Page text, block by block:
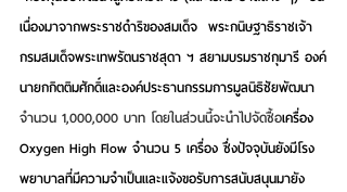
เนื่องมาจากพระราชดำริของสมเด็จ พระกนิษฐาธิราชเจ้า
กรมสมเด็จพระเทพรัตนราชสุดา ฯ สยามบรมราชกุมารี องค์
นายกกิตติมศักดิ์และองค์ประธานกรรมการมูลนิธิชัยพัฒนา
จำนวน 1,000,000 บาท โดยในส่วนนี้จะนำไปจัดซื้อเครื่อง
Oxygen High Flow จำนวน 5 เครื่อง ซึ่งปัจจุบันยังมีโรง
พยาบาลที่มีความจำเป็นและแจ้งขอรับการสนับสนุนมายัง